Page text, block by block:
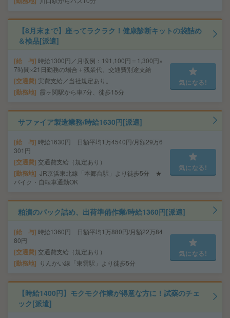
【8月末まで】座ってラクラク！健康診断キットの袋詰め
＆検品[派遣]
給 与 時給1300円／月収例：191,100円＝1,300円×
7時間×21日勤務の場合＋残業代、交通費別途支給
交通費 実費支給／当社規定あり。
勤務地 霞ヶ関駅から車7分、徒歩15分
気になる!
サファイア製造業務/時給1630円[派遣]
給 与 時給1630円 日額平均1万4540円/月額29万6
301円
交通費 交通費支給（規定あり）
勤務地 JR京浜東北線「本郷台駅」より徒歩5分 ★
バイク・自転車通勤OK
気になる!
粕漬のパック詰め、出荷準備作業/時給1360円[派遣]
給 与 時給1360円 日額平均1万880円/月額22万84
80円
交通費 交通費支給（規定あり）
勤務地 りんかい線「東雲駅」より徒歩5分
気になる!
【時給1400円】モクモク作業が得意な方に！試薬のチェ
ック[派遣]